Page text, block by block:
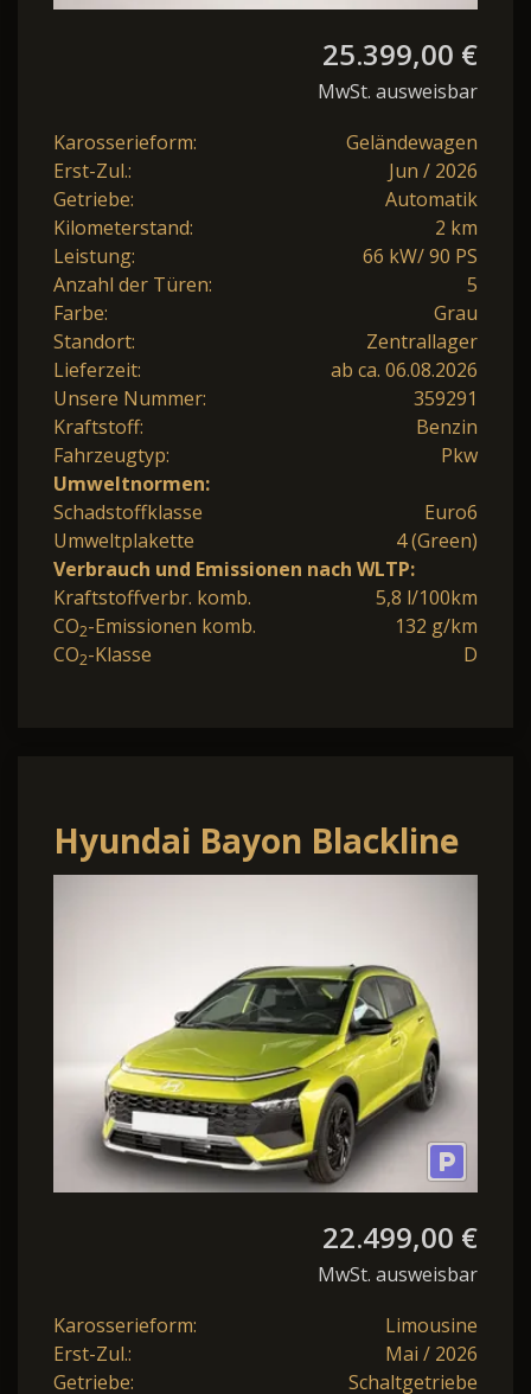
25.399,00 €
MwSt. ausweisbar
Karosserieform:
Geländewagen
Erst-Zul.:
Jun / 2026
Getriebe:
Automatik
Kilometerstand:
2 km
Leistung:
66 kW/ 90 PS
Anzahl der Türen:
5
Farbe:
Grau
Standort:
Zentrallager
Lieferzeit:
ab ca. 06.08.2026
Unsere Nummer:
359291
Kraftstoff:
Benzin
Fahrzeugtyp:
Pkw
Umweltnormen:
Schadstoffklasse
Euro6
Umweltplakette
4 (Green)
Verbrauch und Emissionen nach WLTP:
Kraftstoffverbr. komb.
5,8 l/100km
CO2-Emissionen komb.
132 g/km
CO2-Klasse D
Hyundai Bayon Blackline
6MT / PDC m. Kamera /
22.499,00 €
MwSt. ausweisbar
Karosserieform:
Limousine
Erst-Zul.:
Mai / 2026
Getriebe:
Schaltgetriebe